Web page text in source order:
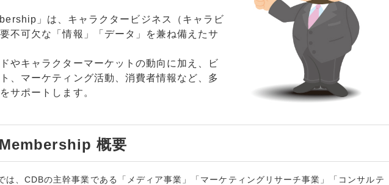
」は、キャラクタービジネス（キャラビ
不可欠な「情報」「データ」を兼ね備えたサ
やキャラクターマーケットの動向に加え、ビ
、マーケティング活動、消費者情報など、多
サポートします。
概要
、CDBの主幹事業である「メディア事業」「マーケティングリサーチ事業」「コンサルテ